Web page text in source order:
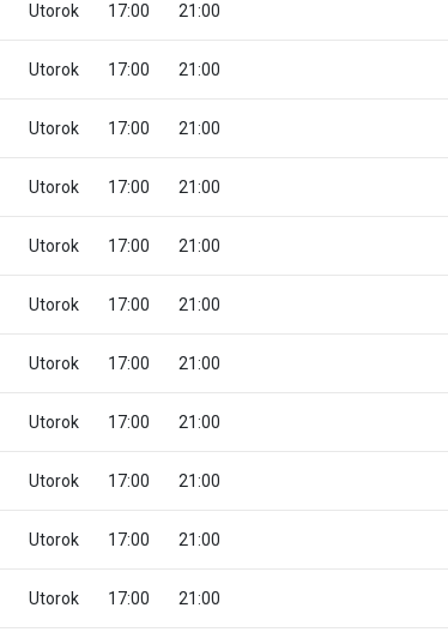
Utorok 17:00 21:00
Utorok 17:00 21:00
Utorok 17:00 21:00
Utorok 17:00 21:00
Utorok 17:00 21:00
Utorok 17:00 21:00
Utorok 17:00 21:00
Utorok 17:00 21:00
Utorok 17:00 21:00
Utorok 17:00 21:00
Utorok 17:00 21:00